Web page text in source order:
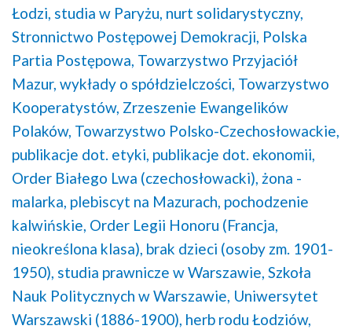
Łodzi, studia w Paryżu, nurt solidarystyczny,
Stronnictwo Postępowej Demokracji, Polska
Partia Postępowa, Towarzystwo Przyjaciół
Mazur, wykłady o spółdzielczości, Towarzystwo
Kooperatystów, Zrzeszenie Ewangelików
Polaków, Towarzystwo Polsko-Czechosłowackie,
publikacje dot. etyki, publikacje dot. ekonomii,
Order Białego Lwa (czechosłowacki), żona -
malarka, plebiscyt na Mazurach, pochodzenie
kalwińskie, Order Legii Honoru (Francja,
nieokreślona klasa), brak dzieci (osoby zm. 1901-
1950), studia prawnicze w Warszawie, Szkoła
Nauk Politycznych w Warszawie, Uniwersytet
Warszawski (1886-1900), herb rodu Łodziów,